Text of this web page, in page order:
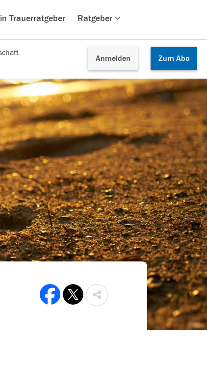
Trauerratgeber Ratgeber
Anmelden Zum Abo